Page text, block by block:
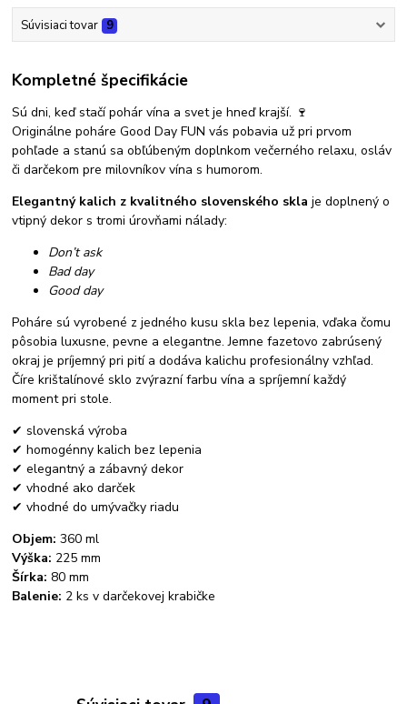
Súvisiaci tovar 9
Kompletné špecifikácie
Sú dni, keď stačí pohár vína a svet je hneď krajší. 🍷
Originálne poháre Good Day FUN vás pobavia už pri prvom
pohľade a stanú sa obľúbeným doplnkom večerného relaxu, osláv
či darčekom pre milovníkov vína s humorom.
Elegantný kalich z kvalitného slovenského skla je doplnený o
vtipný dekor s tromi úrovňami nálady:
Don’t ask
Bad day
Good day
Poháre sú vyrobené z jedného kusu skla bez lepenia, vďaka čomu
pôsobia luxusne, pevne a elegantne. Jemne fazetovo zabrúsený
okraj je príjemný pri pití a dodáva kalichu profesionálny vzhľad.
Číre krištalínové sklo zvýrazní farbu vína a spríjemní každý
moment pri stole.
✔ slovenská výroba
✔ homogénny kalich bez lepenia
✔ elegantný a zábavný dekor
✔ vhodné ako darček
✔ vhodné do umývačky riadu
Objem: 360 ml
Výška: 225 mm
Šírka: 80 mm
Balenie: 2 ks v darčekovej krabičke